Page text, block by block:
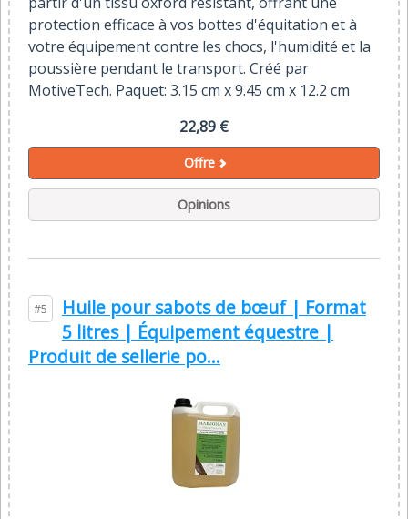
protection efficace à vos bottes d'équitation et à
votre équipement contre les chocs, l'humidité et la
poussière pendant le transport. Créé par
MotiveTech. Paquet: 3.15 cm x 9.45 cm x 12.2 cm
22,89 €
Offre
Opinions
#5
Huile pour sabots de bœuf | Format
5 litres | Équipement équestre |
Produit de sellerie po...